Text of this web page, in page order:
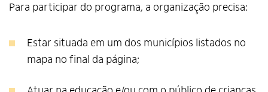
Para participar do programa, a organização precisa:
Estar situada em um dos municípios listados no
mapa no final da página;